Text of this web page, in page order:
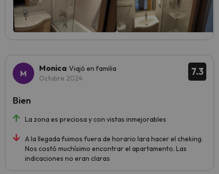
7.3
Monica Viajó en familia
Octubre 2024
La zona es preciosa y con vistas inmejorables
A la llegada fuimos fuera de horario Iara hacer el cheking.
Nos costó muchísimo encontrar el apartamento. Las
indicaciones no eran claras
Bien